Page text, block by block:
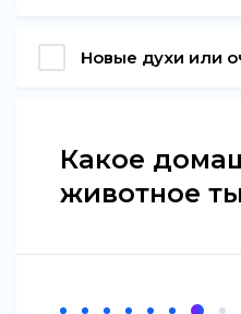
Новые духи или
Какое
животное